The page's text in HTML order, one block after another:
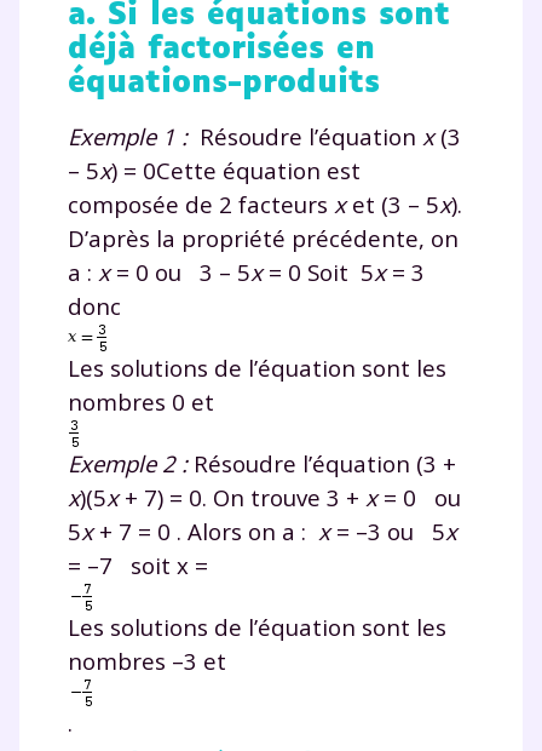
a. Si les équations sont
déjà factorisées en
équations-produits
Exemple 1 : Résoudre l’équation x(3
– 5x) = 0Cette équation est
composée de 2 facteurs xet (3 – 5x).
D’après la propriété précédente, on
a : x= 0 ou 3 – 5x= 0 Soit 5x= 3
donc
Les solutions de l’équation sont les
nombres 0 et
Exemple 2 : Résoudre l’équation (3 +
x)(5x+ 7) = 0. On trouve 3 + x= 0 ou
5x+ 7 = 0 . Alors on a : x= –3 ou 5x
= –7 soit x =
Les solutions de l’équation sont les
nombres –3 et
.